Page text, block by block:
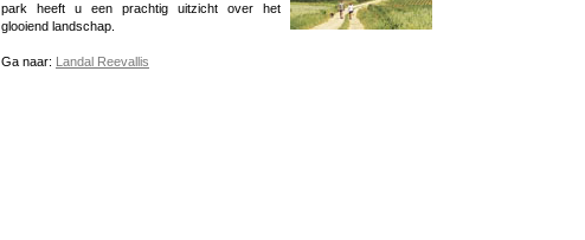
park heeft u een prachtig uitzicht over het
glooiend landschap.
Ga naar: Landal Reevallis